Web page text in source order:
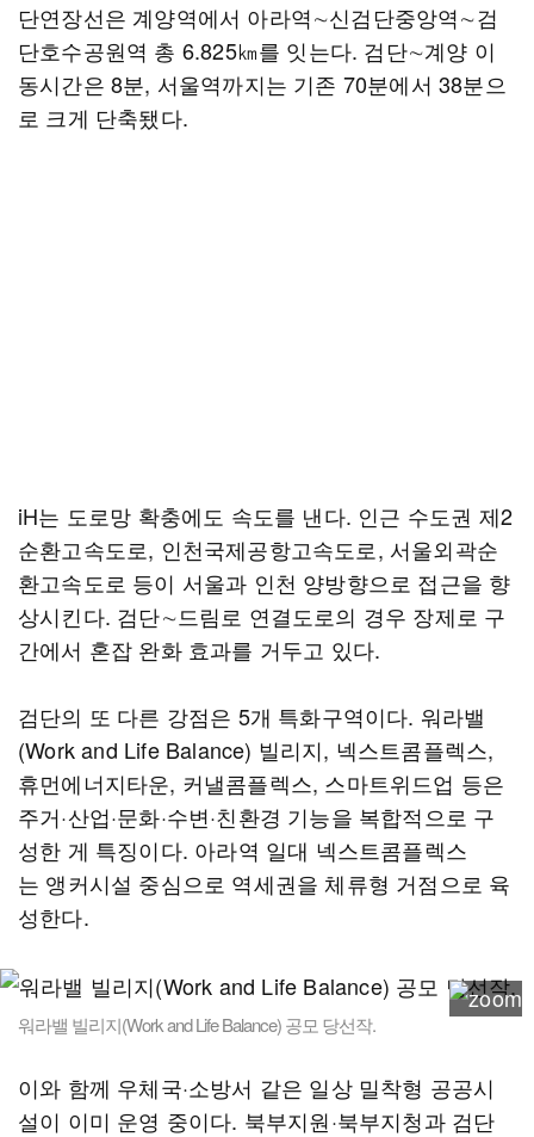
단연장선은 계양역에서 아라역∼신검단중앙역∼검
단호수공원역 총 6.825㎞를 잇는다. 검단∼계양 이
동시간은 8분, 서울역까지는 기존 70분에서 38분으
로 크게 단축됐다.
iH는 도로망 확충에도 속도를 낸다. 인근 수도권 제2
순환고속도로, 인천국제공항고속도로, 서울외곽순
환고속도로 등이 서울과 인천 양방향으로 접근을 향
상시킨다. 검단∼드림로 연결도로의 경우 장제로 구
간에서 혼잡 완화 효과를 거두고 있다.
검단의 또 다른 강점은 5개 특화구역이다. 워라밸
(Work and Life Balance) 빌리지, 넥스트콤플렉스,
휴먼에너지타운, 커낼콤플렉스, 스마트위드업 등은
주거·산업·문화·수변·친환경 기능을 복합적으로 구
성한 게 특징이다. 아라역 일대 넥스트콤플렉스
는 앵커시설 중심으로 역세권을 체류형 거점으로 육
성한다.
워라밸 빌리지(Work and Life Balance) 공모 당선작.
이와 함께 우체국·소방서 같은 일상 밀착형 공공시
설이 이미 운영 중이다. 북부지원·북부지청과 검단